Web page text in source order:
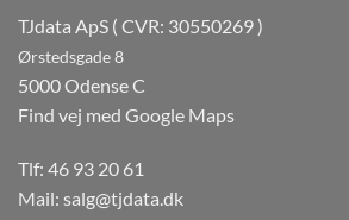
TJdata ApS ( CVR: 30550269 )
Ørstedsgade 8
5000 Odense C
Find vej med Google Maps
Tlf: 46 93 20 61
Mail: salg@tjdata.dk